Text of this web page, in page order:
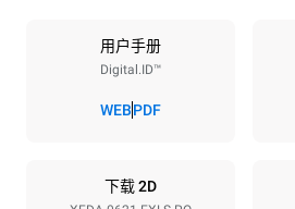
6
烤盘间距
用户手册
Digital.ID™
WEBPDF
下载 2D